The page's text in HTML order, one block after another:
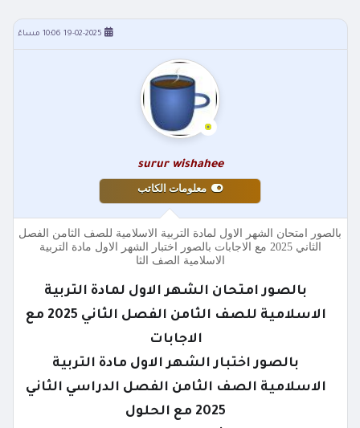
19-02-2025 10:06 مساءً
surur wishahee
معلومات الكاتب
بالصور امتحان الشهر الاول لمادة التربية الاسلامية للصف الثامن الفصل
الثاني 2025 مع الاجابات بالصور اختبار الشهر الاول مادة التربية
الاسلامية الصف الثا
بالصور امتحان الشهر الاول لمادة التربية
الاسلامية للصف الثامن الفصل الثاني 2025 مع
الاجابات
بالصور اختبار الشهر الاول مادة التربية
الاسلامية الصف الثامن الفصل الدراسي الثاني
2025 مع الحلول